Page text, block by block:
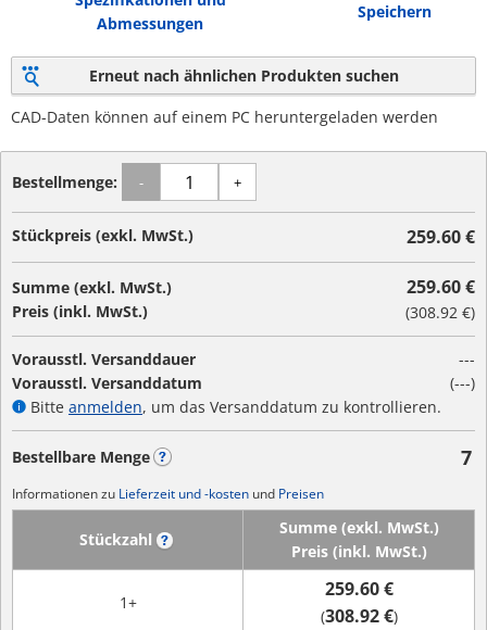
Abmessungen
Speichern
Erneut nach ähnlichen Produkten suchen
CAD-Daten können auf einem PC heruntergeladen werden
Bestellmenge: - +
Stückpreis (exkl. MwSt.) 259.60 €
Summe (exkl. MwSt.)
Preis (inkl. MwSt.)
259.60 €
(308.92 €)
Vorausstl. Versanddauer
Vorausstl. Versanddatum
---
(---)
Bitte anmelden, um das Versanddatum zu kontrollieren.
Bestellbare Menge 7
Informationen zu Lieferzeit und -kosten und Preisen
Stückzahl
Summe (exkl. MwSt.)
Preis (inkl. MwSt.)
1+
259.60 €
(308.92 €)